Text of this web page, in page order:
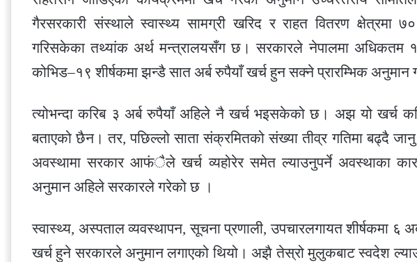
गैरसरकारी संस्थाले स्वास्थ्य सामग्री खरिद र राहत वितरण क्षेत्रमा
गरिसकेका तथ्यांक अर्थ मन्त्रालयसँग छ। सरकारले नेपालमा अधिकतम
कोभिड–१९ शीर्षकमा झन्डै सात अर्ब रुपैयाँ खर्च हुन सक्ने प्रारम्भिक अनुमान
त्योभन्दा करिब ३ अर्ब रुपैयाँ अहिले नै खर्च भइसकेको छ। अझ यो खर्च
बताएको छैन। तर, पछिल्लो साता संक्रमितको संख्या तीव्र गतिमा बढ्दै
अवस्थामा सरकार आफंैले खर्च व्यहोरेर समेत ल्याउनुपर्ने अवस्थाका
अनुमान अहिले सरकारले गरेको छ ।
स्वास्थ्य, अस्पताल व्यवस्थापन, सूचना प्रणाली, उपचारलगायत शीर्षकमा ६
खर्च हुने सरकारले अनुमान लगाएको थियो। अझै तेस्रो मुलुकबाट स्वदेश